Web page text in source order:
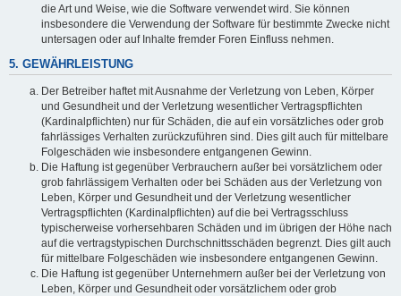
die Art und Weise, wie die Software verwendet wird. Sie können
insbesondere die Verwendung der Software für bestimmte Zwecke nicht
untersagen oder auf Inhalte fremder Foren Einfluss nehmen.
5. GEWÄHRLEISTUNG
Der Betreiber haftet mit Ausnahme der Verletzung von Leben, Körper
und Gesundheit und der Verletzung wesentlicher Vertragspflichten
(Kardinalpflichten) nur für Schäden, die auf ein vorsätzliches oder grob
fahrlässiges Verhalten zurückzuführen sind. Dies gilt auch für mittelbare
Folgeschäden wie insbesondere entgangenen Gewinn.
Die Haftung ist gegenüber Verbrauchern außer bei vorsätzlichem oder
grob fahrlässigem Verhalten oder bei Schäden aus der Verletzung von
Leben, Körper und Gesundheit und der Verletzung wesentlicher
Vertragspflichten (Kardinalpflichten) auf die bei Vertragsschluss
typischerweise vorhersehbaren Schäden und im übrigen der Höhe nach
auf die vertragstypischen Durchschnittsschäden begrenzt. Dies gilt auch
für mittelbare Folgeschäden wie insbesondere entgangenen Gewinn.
Die Haftung ist gegenüber Unternehmern außer bei der Verletzung von
Leben, Körper und Gesundheit oder vorsätzlichem oder grob